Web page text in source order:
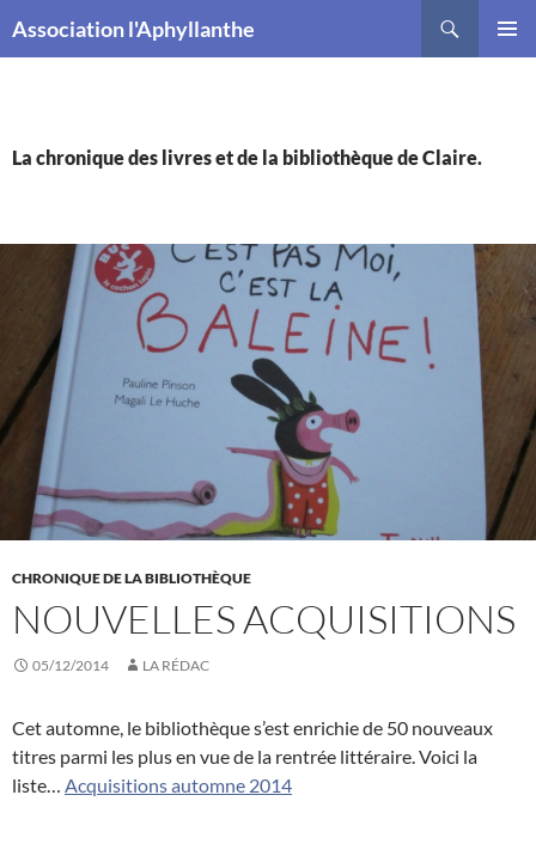
Association l'Aphyllanthe
La chronique des livres et de la bibliothèque de Claire.
CHRONIQUE DE LA BIBLIOTHÈQUE
NOUVELLES ACQUISITIONS
05/12/2014 LA RÉDAC
Cet automne, le bibliothèque s’est enrichie de 50 nouveaux
titres parmi les plus en vue de la rentrée littéraire. Voici la
liste… Acquisitions automne 2014